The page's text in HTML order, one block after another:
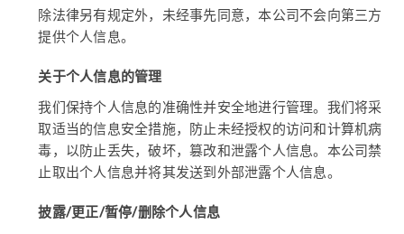
除法律另有规定外，未经事先同意，本公司不会向第三方
提供个人信息。
关于个人信息的管理
我们保持个人信息的准确性并安全地进行管理。我们将采
取适当的信息安全措施，防止未经授权的访问和计算机病
毒，以防止丢失，破坏，篡改和泄露个人信息。本公司禁
止取出个人信息并将其发送到外部泄露个人信息。
披露/更正/暂停/删除个人信息